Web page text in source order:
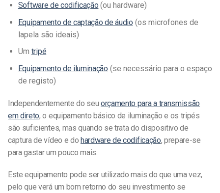
Software de codificação (ou hardware)
Equipamento de captação de áudio (os microfones de
lapela são ideais)
Um tripé
Equipamento de iluminação (se necessário para o espaço
de registo)
Independentemente do seu orçamento para a transmissão
em direto, o equipamento básico de iluminação e os tripés
são suficientes, mas quando se trata do dispositivo de
captura de vídeo e do hardware de codificação, prepare-se
para gastar um pouco mais.
Este equipamento pode ser utilizado mais do que uma vez,
pelo que verá um bom retorno do seu investimento se